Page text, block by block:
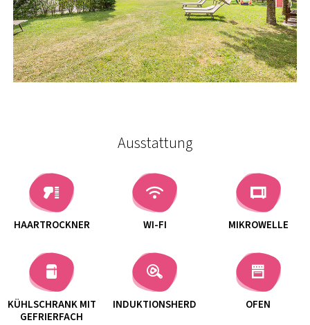
Ausstattung
HAARTROCKNER WI-FI MIKROWELLE
KÜHLSCHRANK MIT
GEFRIERFACH
INDUKTIONSHERD OFEN